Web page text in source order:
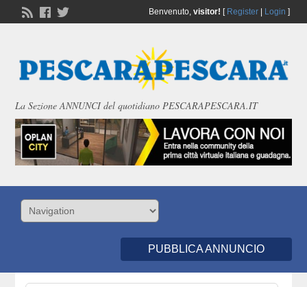
Benvenuto, visitor! [ Register| Login ]
La Sezione ANNUNCI del quotidiano PESCARAPESCARA.IT
PUBBLICA ANNUNCIO